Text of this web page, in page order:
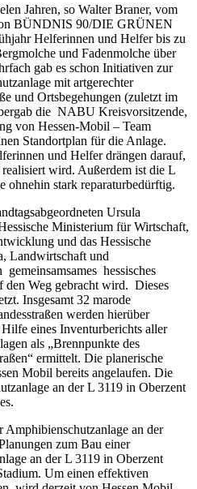
Jahren, so Walter Braner, vom
BÜNDNIS 90/DIE GRÜNEN
Helferinnen und Helfer bis zu
und Fadenmolche über
gab es schon Initiativen zur
mit artgerechter
und Ortsbegehungen (zuletzt im
die NABU Kreisvorsitzende,
von Hessen-Mobil – Team
Standortplan für die Anlage.
und Helfer drängen darauf,
wird. Außerdem ist die L
ohnehin stark reparaturbedürftig.
Ursula
Ministerium für Wirtschaft,
und das Hessische
Landwirtschaft und
gemeinsamsames hessisches
den Weg gebracht wird. Dieses
Insgesamt 32 marode
werden hierüber
eines Inventurberichts aller
als „Brennpunkte des
ermittelt. Die planerische
Mobil bereits angelaufen. Die
an der L 3119 in Oberzent
an der
zum Bau einer
an der L 3119 in Oberzent
Um einen effektiven